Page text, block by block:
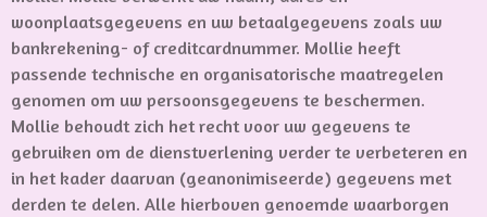
woonplaatsgegevens en uw betaalgegevens zoals uw
bankrekening- of creditcardnummer. Mollie heeft
passende technische en organisatorische maatregelen
genomen om uw persoonsgegevens te beschermen.
Mollie behoudt zich het recht voor uw gegevens te
gebruiken om de dienstverlening verder te verbeteren en
in het kader daarvan (geanonimiseerde) gegevens met
derden te delen. Alle hierboven genoemde waarborgen